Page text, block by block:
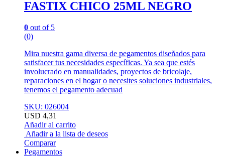
FASTIX CHICO 25ML NEGRO
0 out of 5
(0)
Mira nuestra gama diversa de pegamentos diseñados para
satisfacer tus necesidades específicas. Ya sea que estés
involucrado en manualidades, proyectos de bricolaje,
reparaciones en el hogar o necesites soluciones industriales,
tenemos el pegamento adecuad
SKU: 026004
USD 4,31
Añadir al carrito
Añadir a la lista de deseos
Comparar
Pegamentos